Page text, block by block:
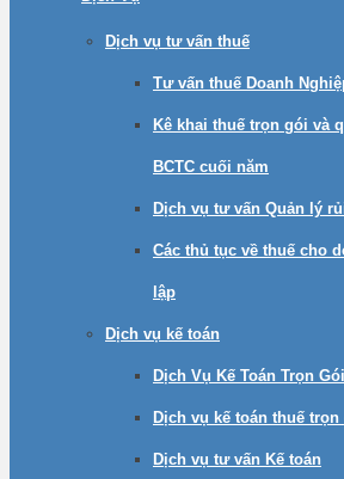
Dịch vụ tư vấn thuế
Tư vấn thuế Doanh
Kê khai thuế trọn gói và
BCTC cuối năm
Dịch vụ tư vấn Quản lý
Các thủ tục về thuế cho
lập
Dịch vụ kế toán
Dịch Vụ Kế Toán Trọn Gói
Dịch vụ kế toán thuế trọn
Dịch vụ tư vấn Kế toán